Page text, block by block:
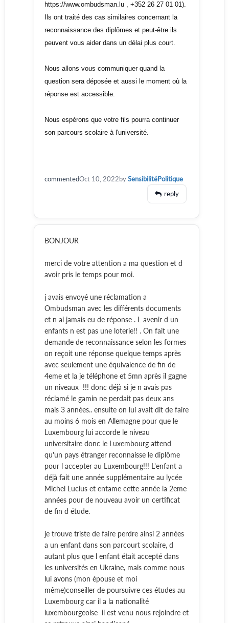
https://www.ombudsman.lu , +352 26 27 01 01).
Ils ont traité des cas similaires concernant la
reconnaissance des diplômes et peut-être ils
peuvent vous aider dans un délai plus court.
Nous allons vous communiquer quand la
question sera déposée et aussi le moment où la
réponse est accessible.
Nous espérons que votre fils pourra continuer
son parcours scolaire à l'université.
commentedOct 10, 2022bySensibilitéPolitique
reply
BONJOUR
merci de votre attention a ma question et d
avoir pris le temps pour moi.
j avais envoyé une réclamation a
Ombudsman avec les différents documents
et n ai jamais eu de réponse . L avenir d un
enfants n est pas une loterie!! . On fait une
demande de reconnaissance selon les formes
on reçoit une réponse quelque temps après
avec seulement une équivalence de fin de
4eme et la je téléphone et 5mn après il gagne
un niveaux !!! donc déjà si je n avais pas
réclamé le gamin ne perdait pas deux ans
mais 3 années.. ensuite on lui avait dit de faire
au moins 6 mois en Allemagne pour que le
Luxembourg lui accorde le niveau
universitaire donc le Luxembourg attend
qu'un pays étranger reconnaisse le diplôme
pour l accepter au Luxembourg!!! L'enfant a
déjà fait une année supplémentaire au lycée
Michel Lucius et entame cette année la 2eme
années pour de nouveau avoir un certificat
de fin d étude.
je trouve triste de faire perdre ainsi 2 années
a un enfant dans son parcourt scolaire, d
autant plus que l enfant était accepté dans
les universités en Ukraine, mais comme nous
lui avons (mon épouse et moi
même)conseiller de poursuivre ces études au
Luxembourg car il a la nationalité
luxembourgeoise il est venu nous rejoindre et